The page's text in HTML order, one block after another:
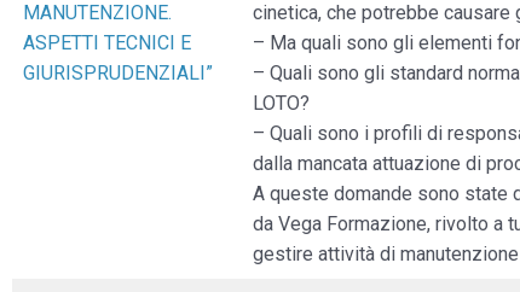
MANUTENZIONE.
ASPETTI TECNICI E
GIURISPRUDENZIALI”
cinetica, che potrebbe
– Ma quali sono gli elementi
– Quali sono gli standard
LOTO?
– Quali sono i profili di
dalla mancata attuazione di
A queste domande sono state
da Vega Formazione, rivolto a
gestire attività di